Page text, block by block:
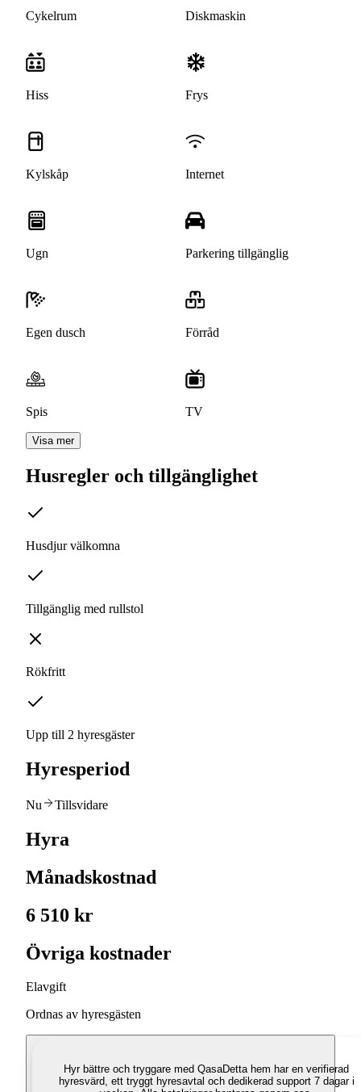
Cykelrum Diskmaskin
Hiss Frys
Kylskåp Internet
Ugn Parkering tillgänglig
Egen dusch Förråd
Spis TV
Visa mer
Husregler och tillgänglighet
Husdjur välkomna
Tillgänglig med rullstol
Rökfritt
Upp till 2 hyresgäster
Hyresperiod
Nu Tillsvidare
Hyra
Månadskostnad
6 510 kr
Övriga kostnader
Elavgift
Ordnas av hyresgästen
Hyr bättre och tryggare med QasaDetta hem har en verifierad
hyresvärd, ett tryggt hyresavtal och dedikerad support 7 dagar i